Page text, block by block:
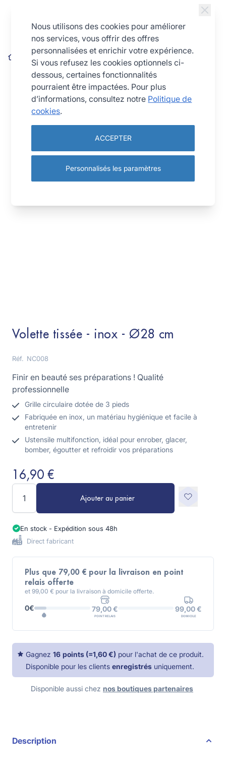
Volette tissée - inox - Ø28 cm
Volette tissée - inox - Ø28 cm
Réf. NC008
Finir en beauté ses préparations ! Qualité
professionnelle
Grille circulaire dotée de 3 pieds
Fabriquée en inox, un matériau hygiénique et facile à
entretenir
Ustensile multifonction, idéal pour enrober, glacer,
bomber, égoutter et refroidir vos préparations
16,90 €
Ajouter au panier
En stock - Expédition sous 48h
Direct fabricant
Plus que 79,00 € pour la livraison en point
relais offerte
et 99,00 € pour la livraison à domicile offerte.
0€ 79,00 €
POINT RELAIS
99,00 €
DOMICILE
Gagnez 16 points (=1,60 €) pour l'achat de ce produit.
Disponible pour les clients enregistrés uniquement.
Disponible aussi chez nos boutiques partenaires
Description
Nous utilisons des cookies pour améliorer
nos services, vous offrir des offres
personnalisées et enrichir votre expérience.
Si vous refusez les cookies optionnels ci-
dessous, certaines fonctionnalités
pourraient être impactées. Pour plus
d’informations, consultez notre Politique de
cookies.
ACCEPTER
Personnalisés les paramètres